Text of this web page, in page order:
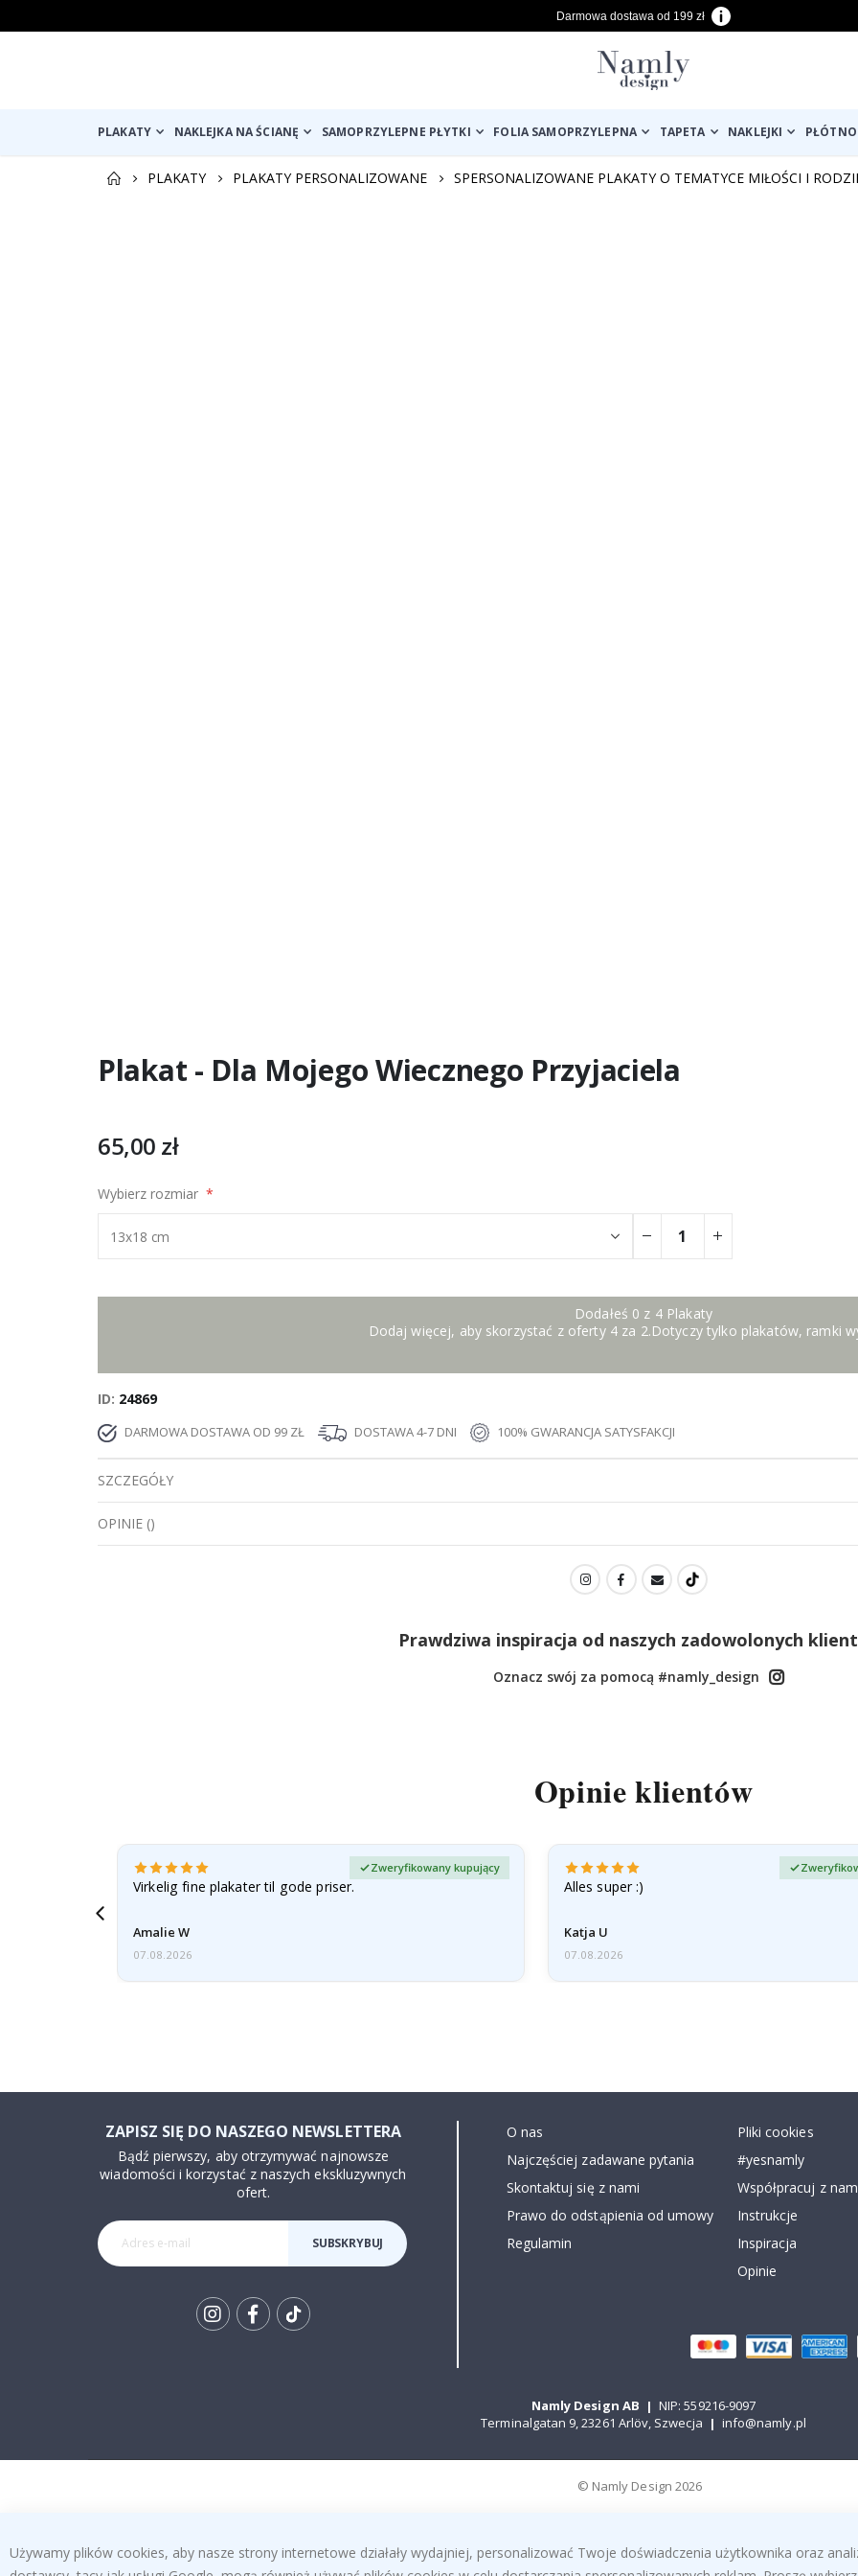
Darmowa dostawa od 199 zł
PLAKATY NAKLEJKA NA ŚCIANĘ SAMOPRZYLEPNE PŁYTKI FOLIA SAMOPRZYLEPNA TAPETA NAKLEJKI PŁÓTNO
PLAKATY PLAKATY PERSONALIZOWANE SPERSONALIZOWANE PLAKATY O TEMATYCE MIŁOŚCI I
Plakat - Dla Mojego Wiecznego Przyjaciela
65,00 zł
Wybierz rozmiar
Dodałeś 0 z 4 Plakaty
Dodaj więcej, aby skorzystać z oferty 4 za 2.Dotyczy tylko plakatów, ramki
ID 24869
DARMOWA DOSTAWA OD 99 ZŁ DOSTAWA 4-7 DNI 100% GWARANCJA SATYSFAKCJI
SZCZEGÓŁY
OPINIE ()
Prawdziwa inspiracja od naszych zadowolonych
Oznacz swój za pomocą #namly_design
Opinie klientów
Virkelig fine plakater til gode priser.
Amalie W
Zweryfikowany kupujący
07.08.2026
Alles super :)
Katja U
07.08.2026
ZAPISZ SIĘ DO NASZEGO NEWSLETTERA
Bądź pierwszy, aby otrzymywać najnowsze
wiadomości i korzystać z naszych ekskluzywnych
ofert.
SUBSKRYBUJ
O nas
Najczęściej zadawane pytania
Skontaktuj się z nami
Prawo do odstąpienia od umowy
Regulamin
Pliki cookies
#yesnamly
Współpracuj z
Instrukcje
Inspiracja
Opinie
Namly Design AB | NIP: 559216-9097
Terminalgatan 9, 23261 Arlöv, Szwecja | info@namly.pl
© Namly Design 2026
Używamy plików cookies, aby nasze strony internetowe działały wydajniej, personalizować Twoje doświadczenia użytkownika oraz